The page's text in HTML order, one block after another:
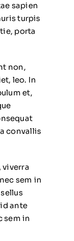
sapien
turpis
porta
non,
leo. In
et,
convallis
viverra
sem in
ante
sem in